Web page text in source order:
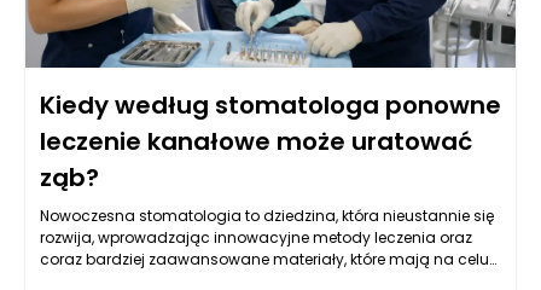
Kiedy według stomatologa ponowne
leczenie kanałowe może uratować
ząb?
Nowoczesna stomatologia to dziedzina, która nieustannie się
rozwija, wprowadzając innowacyjne metody leczenia oraz
coraz bardziej zaawansowane materiały, które mają na celu